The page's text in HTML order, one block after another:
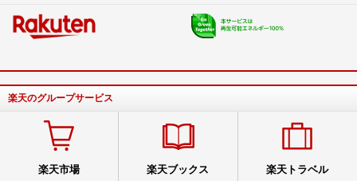
楽天のグループサービス
楽天市場 楽天ブックス 楽天トラベル